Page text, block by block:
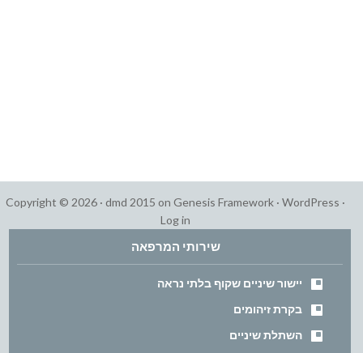
Copyright © 2026 · dmd 2015 on Genesis Framework · WordPress ·
Log in
שירותי המרפאה
יישור שיניים שקוף בלתי נראה
בקרת זיהומים
השתלת שיניים